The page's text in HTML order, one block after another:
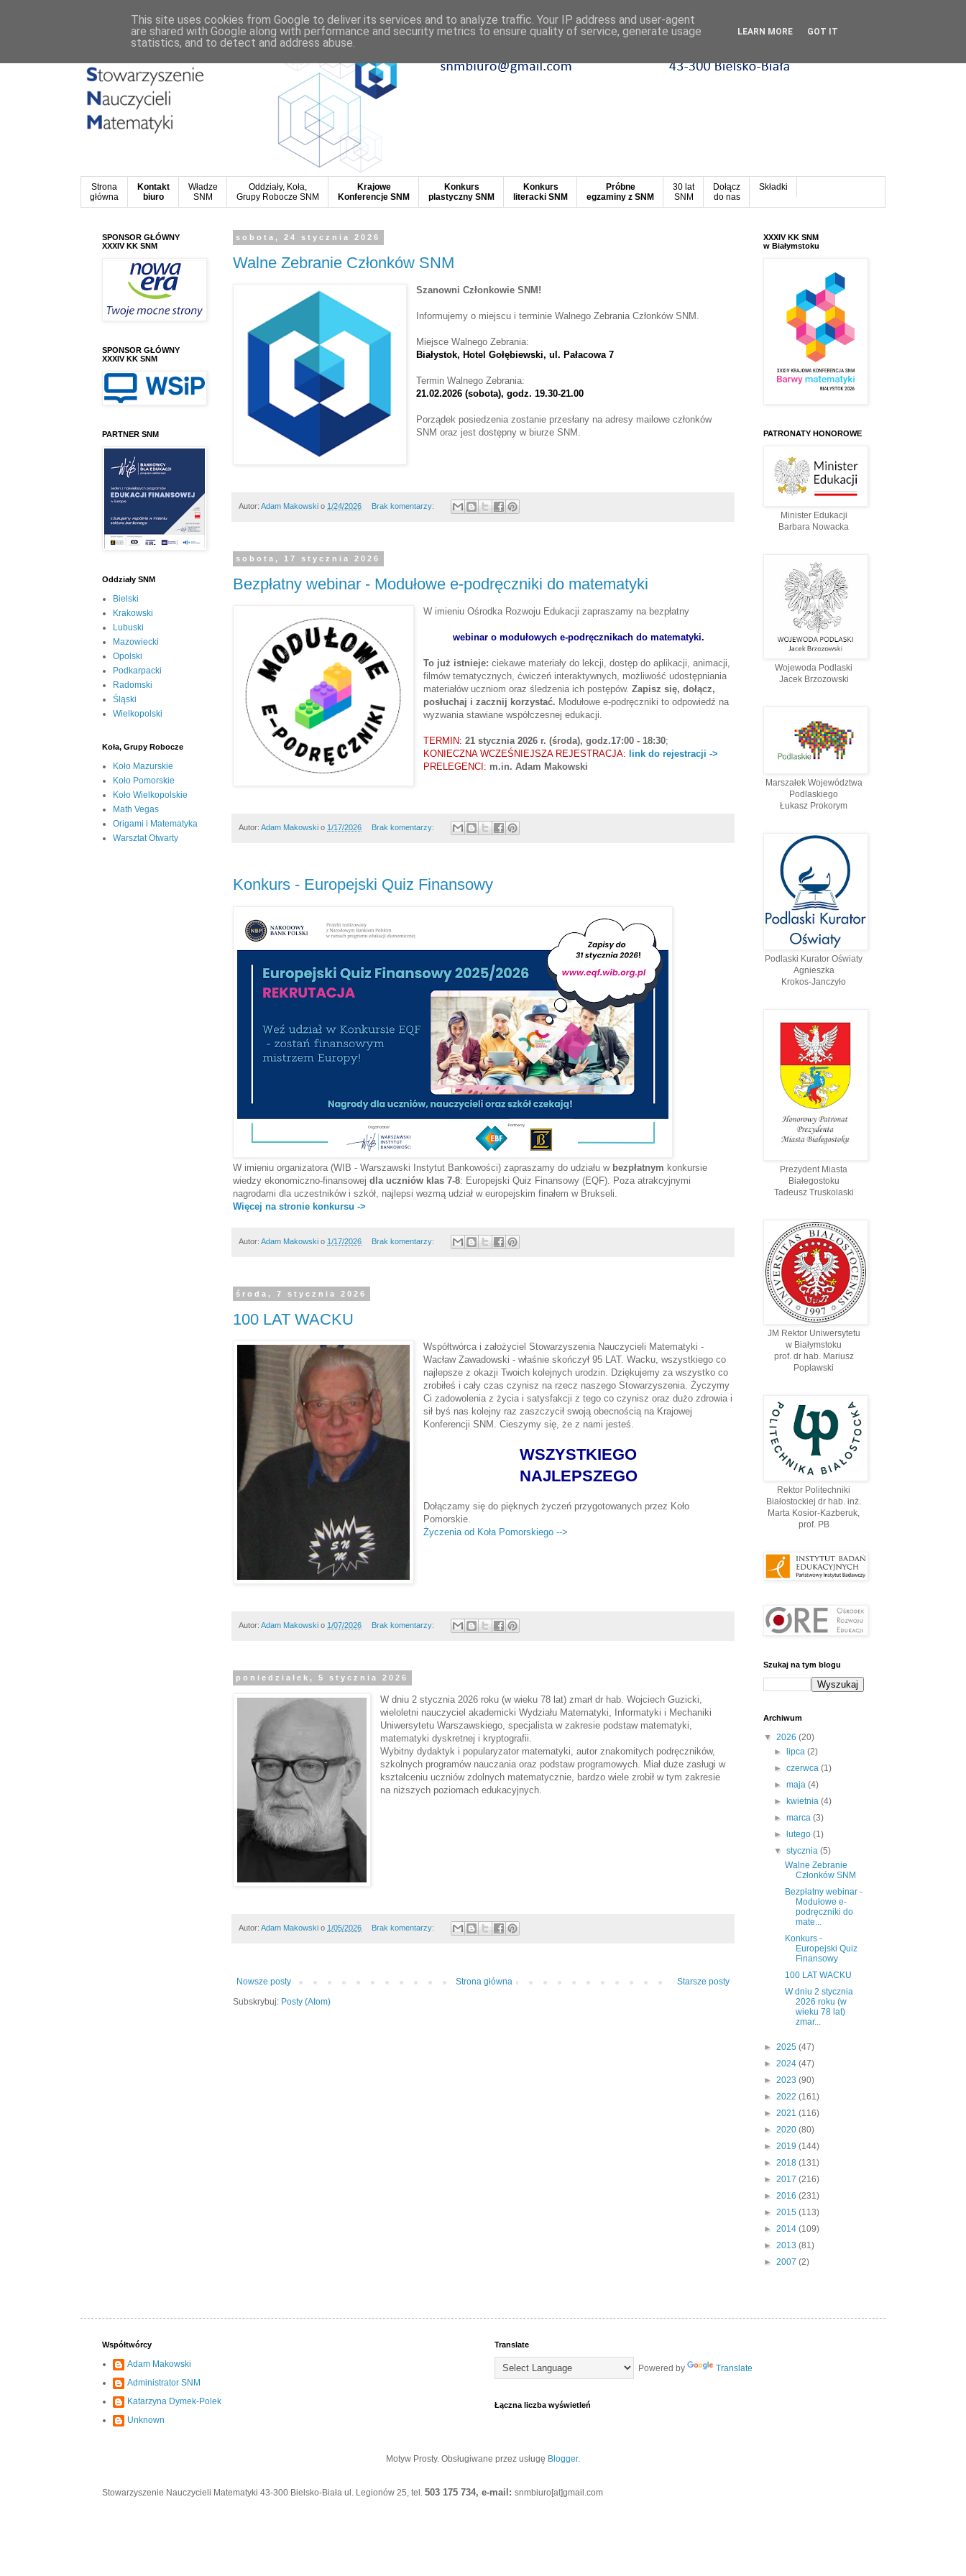
Strona
główna
Kontakt
biuro
Władze
SNM
Oddziały, Koła,
Grupy Robocze SNM
Krajowe
Konferencje SNM
Konkurs
plastyczny SNM
Konkurs
literacki SNM
Próbne
egzaminy z SNM
30 lat
SNM
Dołącz
do nas
Składki
sobota, 24 stycznia 2026
Walne Zebranie Członków SNM
Szanowni Członkowie SNM!
Informujemy o miejscu i terminie Walnego Zebrania Członków SNM.
Miejsce Walnego Zebrania:
Białystok, Hotel Gołębiewski, ul. Pałacowa 7
Termin Walnego Zebrania:
21.02.2026 (sobota), godz. 19.30-21.00
Porządek posiedzenia zostanie przesłany na adresy mailowe członków
SNM oraz jest dostępny w biurze SNM.
Autor: Adam Makowski o 1/24/2026 Brak komentarzy:
sobota, 17 stycznia 2026
Bezpłatny webinar - Modułowe e-podręczniki do matematyki
W imieniu Ośrodka Rozwoju Edukacji zapraszamy na bezpłatny
webinar o modułowych e-podręcznikach do matematyki.
To już istnieje: ciekawe materiały do lekcji, dostęp do aplikacji, animacji,
filmów tematycznych, ćwiczeń interaktywnych, możliwość udostępniania
materiałów uczniom oraz śledzenia ich postępów.Zapisz się, dołącz,
posłuchaj i zacznij korzystać. Modułowe e-podręczniki to odpowiedź na
wyzwania stawiane współczesnej edukacji.
TERMIN: 21 stycznia 2026 r. (środa), godz.17:00 - 18:30;
KONIECZNA WCZEŚNIEJSZA REJESTRACJA:
link do rejestracji ->
PRELEGENCI: m.in. Adam Makowski
Autor: Adam Makowski o 1/17/2026 Brak komentarzy:
Konkurs - Europejski Quiz Finansowy
W imieniu organizatora (WIB - Warszawski Instytut Bankowości) zapraszamy do udziału w bezpłatnym konkursie
wiedzy ekonomiczno-finansowej dla uczniów klas 7-8: Europejski Quiz Finansowy (EQF). Poza atrakcyjnymi
nagrodami dla uczestników i szkół, najlepsi wezmą udział w europejskim finałem w Brukseli.
Więcej na stronie konkursu ->
Autor: Adam Makowski o 1/17/2026 Brak komentarzy:
środa, 7 stycznia 2026
100 LAT WACKU
Współtwórca i założyciel Stowarzyszenia Nauczycieli Matematyki -
Wacław Zawadowski - właśnie skończył 95 LAT. Wacku, wszystkiego co
najlepsze z okazji Twoich kolejnych urodzin. Dziękujemy za wszystko co
zrobiłeś i cały czas czynisz na rzecz naszego Stowarzyszenia. Życzymy
Ci zadowolenia z życia i satysfakcji z tego co czynisz oraz dużo zdrowia i
sił byś nas kolejny raz zaszczycił swoją obecnością na Krajowej
Konferencji SNM. Cieszymy się, że z nami jesteś.
WSZYSTKIEGO
NAJLEPSZEGO
Dołączamy się do pięknych życzeń przygotowanych przez Koło
Pomorskie.
Życzenia od Koła Pomorskiego -->
Autor: Adam Makowski o 1/07/2026 Brak komentarzy:
poniedziałek, 5 stycznia 2026
W dniu 2 stycznia 2026 roku (w wieku 78 lat) zmarł dr hab. Wojciech Guzicki,
wieloletni nauczyciel akademicki Wydziału Matematyki, Informatyki i Mechaniki
Uniwersytetu Warszawskiego, specjalista w zakresie podstaw matematyki,
matematyki dyskretnej i kryptografii.
Wybitny dydaktyk i popularyzator matematyki, autor znakomitych podręczników,
szkolnych programów nauczania oraz podstaw programowych. Miał duże zasługi w
kształceniu uczniów zdolnych matematycznie, bardzo wiele zrobił w tym zakresie
na niższych poziomach edukacyjnych.
Autor: Adam Makowski o 1/05/2026 Brak komentarzy:
Nowsze posty Starsze posty
Strona główna
Subskrybuj: Posty (Atom)
SPONSOR GŁÓWNY
XXXIV KK SNM
SPONSOR GŁÓWNY
XXXIV KK SNM
PARTNER SNM
Oddziały SNM
Bielski
Krakowski
Lubuski
Mazowiecki
Opolski
Podkarpacki
Radomski
Śląski
Wielkopolski
Koła, Grupy Robocze
Koło Mazurskie
Koło Pomorskie
Koło Wielkopolskie
Math Vegas
Origami i Matematyka
Warsztat Otwarty
XXXIV KK SNM
w Białymstoku
PATRONATY HONOROWE
Minister Edukacji
Barbara Nowacka
Wojewoda Podlaski
Jacek Brzozowski
Marszałek Województwa
Podlaskiego
Łukasz Prokorym
Podlaski Kurator Oświaty
Agnieszka
Krokos-Janczyło
Prezydent Miasta
Białegostoku
Tadeusz Truskolaski
JM Rektor Uniwersytetu
w Białymstoku
prof. dr hab. Mariusz
Popławski
Rektor Politechniki
Białostockiej dr hab. inż.
Marta Kosior-Kazberuk,
prof. PВ
Szukaj na tym blogu
Archiwum
▼ 2026 (20)
►
lipca(2)
►czerwca(1)
►maja(4)
►
kwietnia(4)
►marca(3)
►
lutego(1)
▼stycznia(5)
Walne Zebranie
Członków SNM
Bezpłatny webinar -
Modułowe e-
podręczniki do
mate...
Konkurs -
Europejski Quiz
Finansowy
100 LAT WACKU
W dniu 2 stycznia
2026 roku (w
wieku 78 lat)
zmar...
► 2025 (47)
► 2024 (47)
► 2023 (90)
► 2022 (161)
► 2021 (116)
► 2020 (80)
► 2019 (144)
► 2018 (131)
► 2017 (216)
► 2016 (231)
► 2015 (113)
► 2014 (109)
► 2013 (81)
► 2007 (2)
Współtwórcy
Adam Makowski
Administrator SNM
Katarzyna Dymek-Polek
Unknown
Translate
Powered by Translate
Łączna liczba wyświetleń
Motyw Prosty. Obsługiwane przez usługę Blogger.
Stowarzyszenie Nauczycieli Matematyki 43-300 Bielsko-Biała ul. Legionów 25, tel. 503 175 734, e-mail: snmbiuro[at]gmail.com
This site uses cookies from Google to deliver its services and to analyze traffic. Your IP address and user-agent
are shared with Google along with performance and security metrics to ensure quality of service, generate usage
statistics, and to detect and address abuse.
LEARN MORE GOT IT